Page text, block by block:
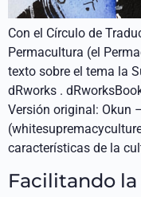
Con el Círculo de
Permacultura (el
texto sobre el tema la
dRworks .
Versión original: Okun
características de la
Facilitando